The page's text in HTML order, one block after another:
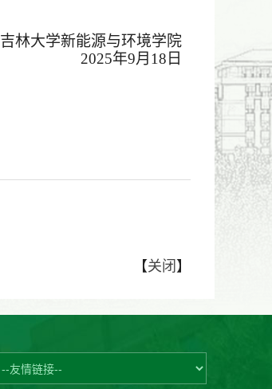
吉林大学新能源与环境学院
2025年9月18日
【关闭 】